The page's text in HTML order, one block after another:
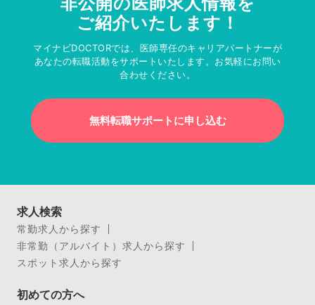
ご紹介いたします！
マイナビDOCTORでは、医師専任のキャリアパートナーが
あなたの転職活動をサポートいたします。お気軽にお問い
合わせください。
無料転職サポートに申し込む
求人検索
常勤求人から探す
非常勤（アルバイト）求人から探す
スポット求人から探す
初めての方へ